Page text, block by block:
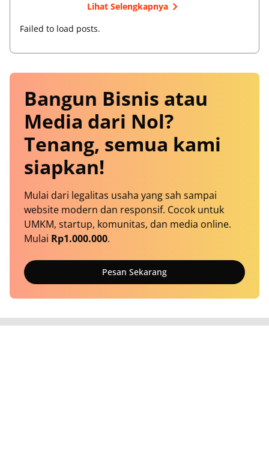
Lihat Selengkapnya
Failed to load posts.
Bangun Bisnis atau
Media dari Nol?
Tenang, semua kami
siapkan!
Mulai dari legalitas usaha yang sah sampai
website modern dan responsif. Cocok untuk
UMKM, startup, komunitas, dan media online.
Mulai Rp1.000.000.
Pesan Sekarang